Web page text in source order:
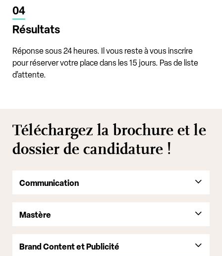
04
Résultats
Réponse sous 24 heures. Il vous reste à vous inscrire
pour réserver votre place dans les 15 jours. Pas de liste
d’attente.
Téléchargez la brochure et le
dossier de candidature !